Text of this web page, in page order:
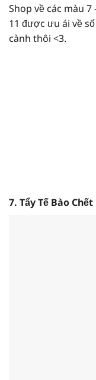
Shop về các màu 7
11 được ưu ái về
cành thôi <3.
7. Tẩy Tế Bào